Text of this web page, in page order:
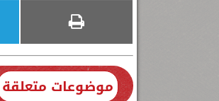
موضوعات متعلقة